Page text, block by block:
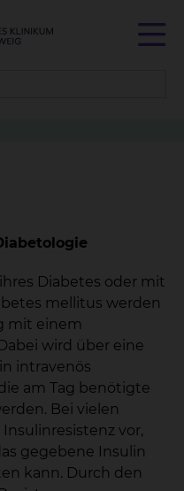
Diabetes oder mit
mellitus werden
mit einem
wird über eine
intravenös
am Tag benötigte
Bei vielen
vor,
gegebene Insulin
kann. Durch den